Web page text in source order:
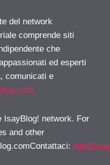
del network
comprende siti
che
ed esperti
comunicati e
IsayBlog! network. For
and other
: